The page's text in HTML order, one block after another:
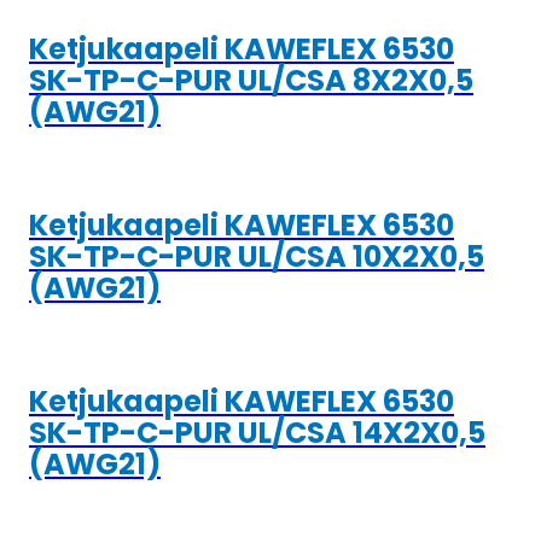
Ketjukaapeli KAWEFLEX 6530
SK-TP-C-PUR UL/CSA 8X2X0,5
(AWG21)
Ketjukaapeli KAWEFLEX 6530
SK-TP-C-PUR UL/CSA 10X2X0,5
(AWG21)
Ketjukaapeli KAWEFLEX 6530
SK-TP-C-PUR UL/CSA 14X2X0,5
(AWG21)